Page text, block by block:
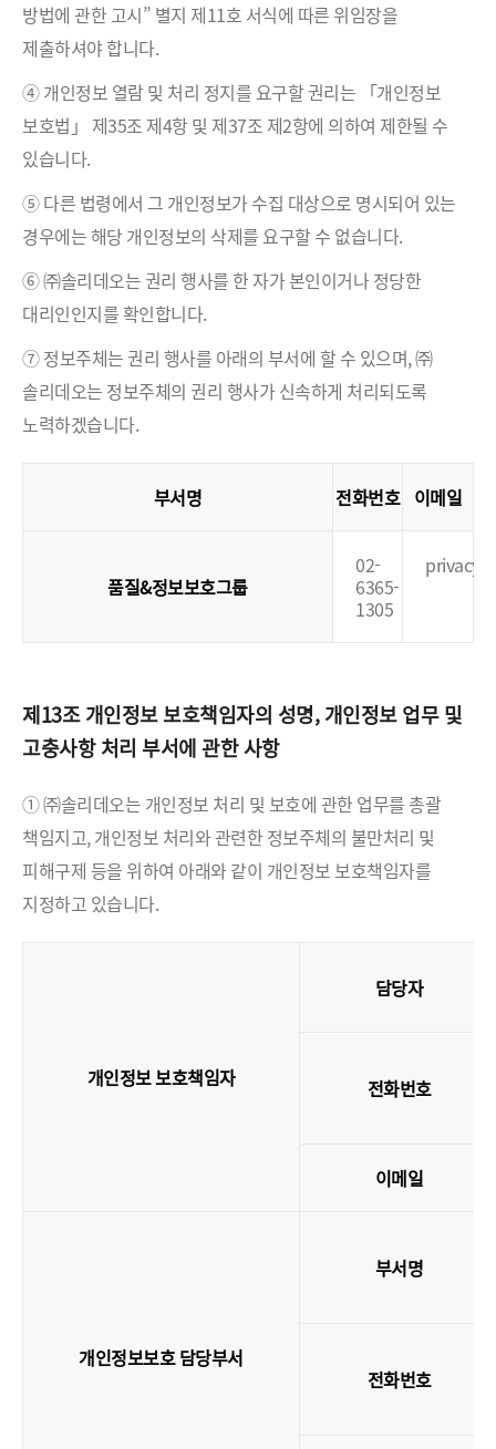
방법에 관한 고시” 별지 제11호 서식에 따른 위임장을
제출하셔야 합니다.
④ 개인정보 열람 및 처리 정지를 요구할 권리는 「개인정보
보호법」 제35조 제4항 및 제37조 제2항에 의하여 제한될 수
있습니다.
⑤ 다른 법령에서 그 개인정보가 수집 대상으로 명시되어 있는
경우에는 해당 개인정보의 삭제를 요구할 수 없습니다.
⑥ ㈜솔리데오는 권리 행사를 한 자가 본인이거나 정당한
대리인인지를 확인합니다.
⑦ 정보주체는 권리 행사를 아래의 부서에 할 수 있으며, ㈜
솔리데오는 정보주체의 권리 행사가 신속하게 처리되도록
노력하겠습니다.
부서명 전화번호 이메일
품질&정보보호그룹
02-
6365-
1305
제13조 개인정보 보호책임자의 성명, 개인정보 업무 및
고충사항 처리 부서에 관한 사항
① ㈜솔리데오는 개인정보 처리 및 보호에 관한 업무를 총괄
책임지고, 개인정보 처리와 관련한 정보주체의 불만처리 및
피해구제 등을 위하여 아래와 같이 개인정보 보호책임자를
지정하고 있습니다.
개인정보 보호책임자
담당자
전화번호
이메일
개인정보보호 담당부서
부서명
전화번호